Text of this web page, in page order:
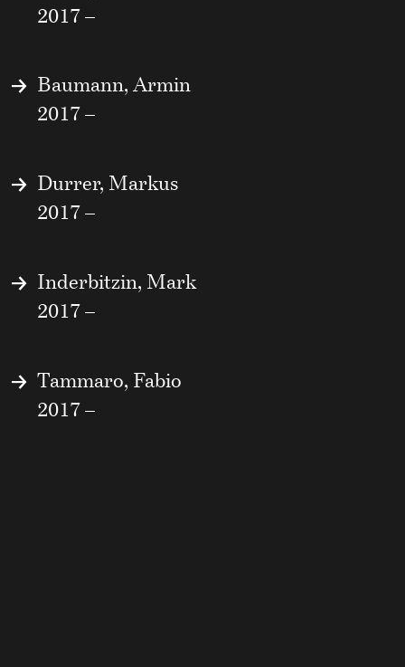
2017 –
Baumann, Armin
2017 –
Durrer, Markus
2017 –
Inderbitzin, Mark
2017 –
Tammaro, Fabio
2017 –